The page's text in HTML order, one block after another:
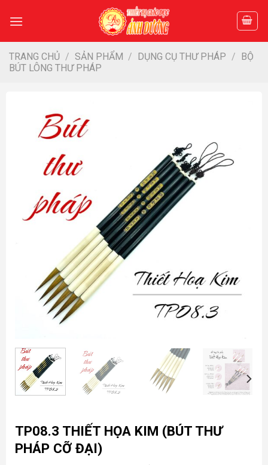
TRANG CHỦ / SẢN PHẨM / DỤNG CỤ THƯ PHÁP / BỘ
BÚT LÔNG THƯ PHÁP
TP08.3 THIẾT HỌA KIM (BÚT THƯ
PHÁP CỠ ĐẠI)